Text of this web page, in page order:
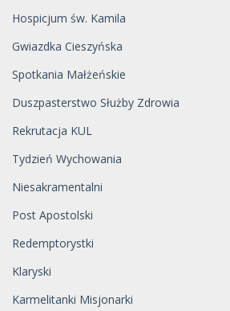
Hospicjum św. Kamila
Gwiazdka Cieszyńska
Spotkania Małżeńskie
Duszpasterstwo Służby Zdrowia
Rekrutacja KUL
Tydzień Wychowania
Niesakramentalni
Post Apostolski
Redemptorystki
Klaryski
Karmelitanki Misjonarki